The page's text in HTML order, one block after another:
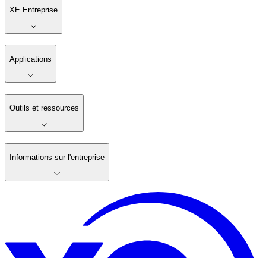
XE Entreprise
Applications
Outils et ressources
Informations sur l'entreprise